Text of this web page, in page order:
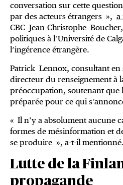
conversation sur cette
par des acteurs étrangers », a
CBC Jean-Christophe
politiques à l’Université de
l’ingérence étrangère.
Patrick Lennox, consultant en
directeur du renseignement à
préoccupation, soutenant que
préparée pour ce qui
« Il n’y a absolument aucune
formes de mésinformation et
se produire », a-t-il mentionné.
Lutte de la
propagande